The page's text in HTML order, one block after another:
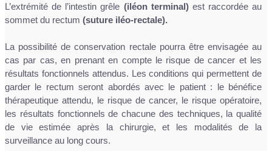
L’extrémité de l’intestin grêle (iléon terminal)est raccordée au
sommet du rectum (suture iléo-rectale).
La possibilité de conservation rectale pourra être envisagée au
cas par cas, en prenant en compte le risque de cancer et les
résultats fonctionnels attendus. Les conditions qui permettent de
garder le rectum seront abordés avec le patient : le bénéfice
thérapeutique attendu, le risque de cancer, le risque opératoire,
les résultats fonctionnels de chacune des techniques, la qualité
de vie estimée après la chirurgie, et les modalités de la
surveillance au long cours.